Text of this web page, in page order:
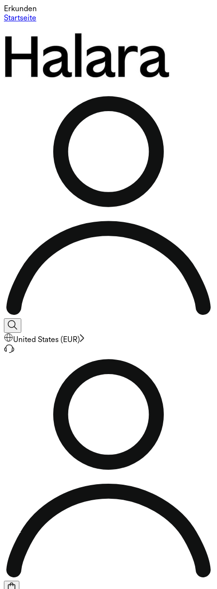
Erkunden
Startseite
United States (EUR)